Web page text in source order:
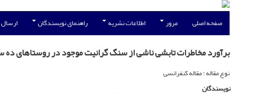
صفحه اصلی مرور اطلاعات نشریه راهنمای نویسندگان ارسال
برآورد مخاطرات تابشی ناشی از سنگ گرانیت موجود در روستاهای
نوع مقاله : مقاله کنفرانسی
نویسندگان